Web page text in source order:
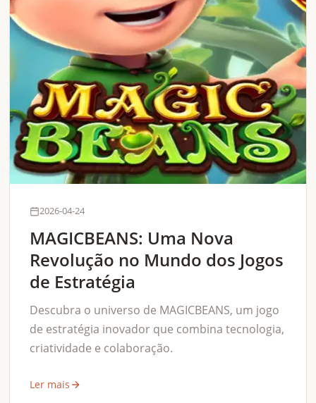
2026-04-24
MAGICBEANS: Uma Nova
Revolução no Mundo dos Jogos
de Estratégia
Descubra o universo de MAGICBEANS, um jogo
de estratégia inovador que combina tecnologia,
criatividade e colaboração.
Ler mais